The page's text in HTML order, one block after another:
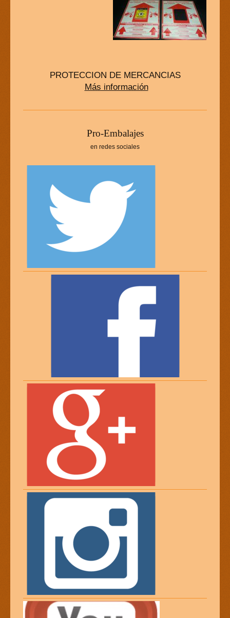
PROTECCION DE MERCANCIAS
Más información
Pro-Embalajes
en redes sociales